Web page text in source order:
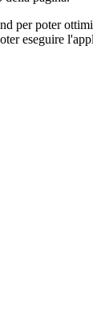
per poter
eseguire